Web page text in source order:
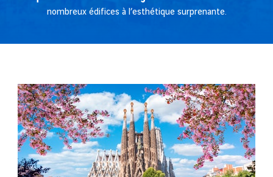
nombreux édifices à l’esthétique surprenante.